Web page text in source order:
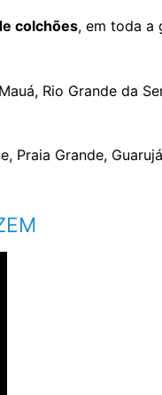
colchões, em toda a
Rio Grande da
Praia Grande,